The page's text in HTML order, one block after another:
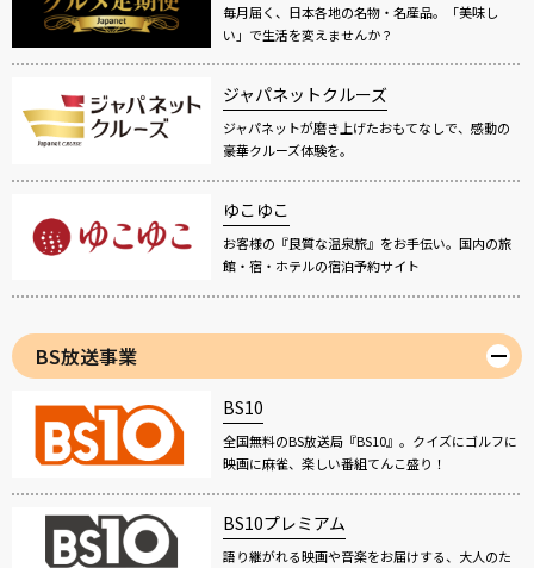
毎月届く、日本各地の名物・名産品。「美味し
い」で生活を変えませんか？
ジャパネットクルーズ
ジャパネットが磨き上げたおもてなしで、感動の
豪華クルーズ体験を。
ゆこゆこ
お客様の『良質な温泉旅』をお手伝い。国内の旅
館・宿・ホテルの宿泊予約サイト
BS放送事業
BS10
全国無料のBS放送局『BS10』。クイズにゴルフに
映画に麻雀、楽しい番組てんこ盛り！
BS10プレミアム
語り継がれる映画や音楽をお届けする、大人のた